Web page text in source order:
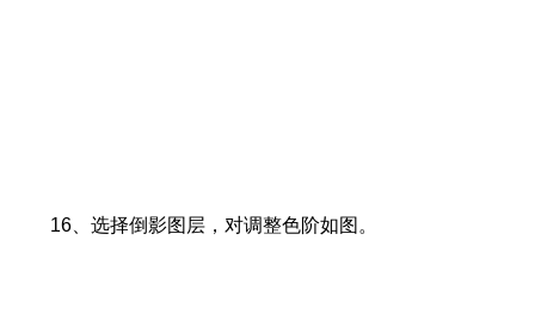
16、选择倒影图层，对调整色阶如图。